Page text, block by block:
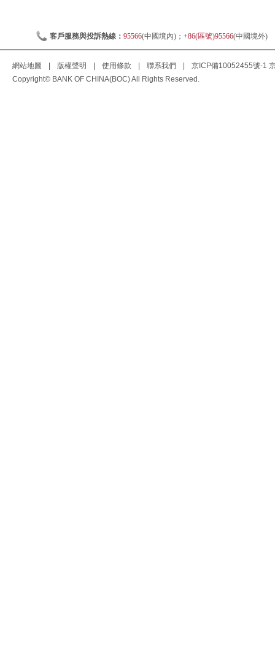
客戶服務與投訴熱線： 95566(中國境內)； +86(區號)95566(中國境外)
網站地圖 版權聲明 使用條款 聯系我們 京ICP備10052455號-1
Copyright© BANK OF CHINA(BOC) All Rights Reserved.